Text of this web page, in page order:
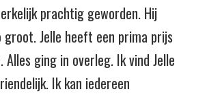
prachtig geworden. Hij
Jelle heeft een prima prijs
ging in overleg. Ik vind Jelle
Ik kan iedereen